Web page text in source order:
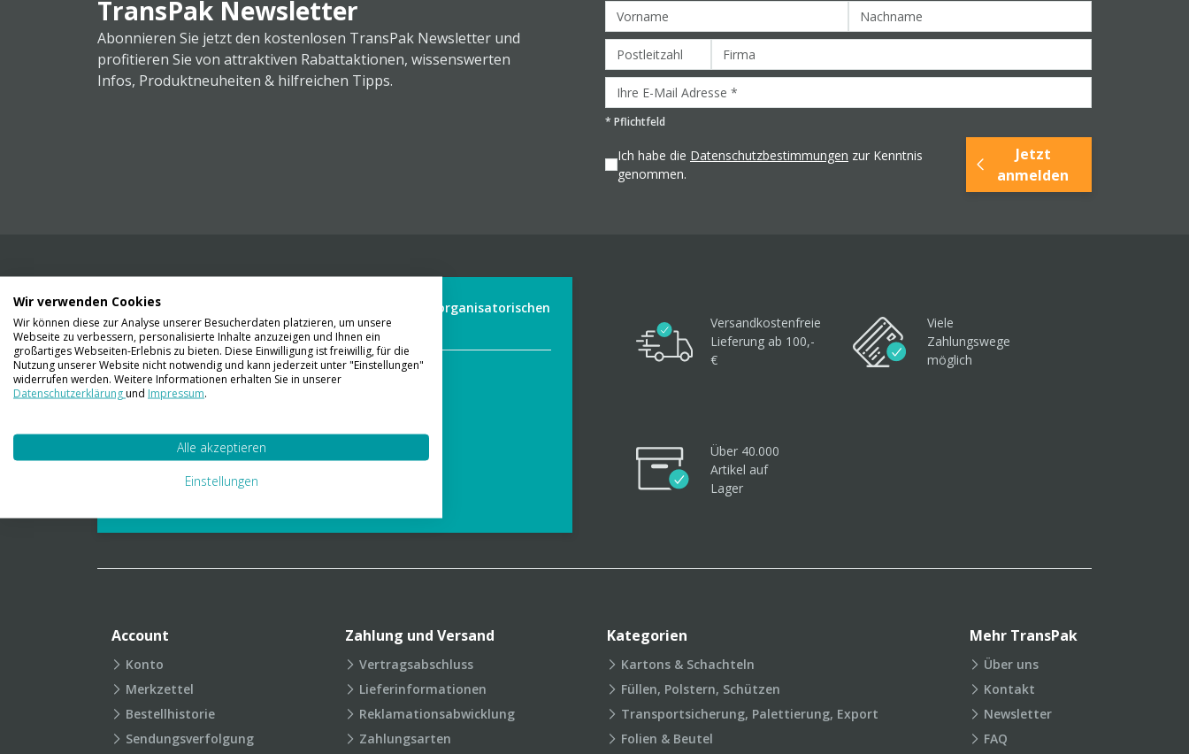
TransPak Newsletter
Abonnieren Sie jetzt den kostenlosen TransPak Newsletter und
profitieren Sie von attraktiven Rabattaktionen, wissenswerten
Infos, Produktneuheiten & hilfreichen Tipps.
* Pflichtfeld
Ich habe die Datenschutzbestimmungen zur Kenntnis
genommen.
Jetzt
anmelden
Wir liefern Ihnen Ihre Ware. Abholung ist leider aus organisatorischen
Gründen nicht möglich.
Kontaktieren Sie uns
01 23 06 03 888
info@transpak.at
Verpackungslexikon
Versandkostenfreie
Lieferung ab 100,-
€
Viele
Zahlungswege
möglich
Über 40.000
Artikel auf
Lager
Account
Konto
Merkzettel
Bestellhistorie
Sendungsverfolgung
Zahlung und Versand
Vertragsabschluss
Lieferinformationen
Reklamationsabwicklung
Zahlungsarten
Kategorien
Kartons & Schachteln
Füllen, Polstern, Schützen
Transportsicherung, Palettierung, Export
Folien & Beutel
Mehr TransPak
Über uns
Kontakt
Newsletter
FAQ
Wir verwenden Cookies
Wir können diese zur Analyse unserer Besucherdaten platzieren, um unsere
Webseite zu verbessern, personalisierte Inhalte anzuzeigen und Ihnen ein
großartiges Webseiten-Erlebnis zu bieten. Diese Einwilligung ist freiwillig, für die
Nutzung unserer Website nicht notwendig und kann jederzeit unter "Einstellungen"
widerrufen werden. Weitere Informationen erhalten Sie in unserer
Datenschutzerklärungund Impressum.
Alle akzeptieren
Einstellungen